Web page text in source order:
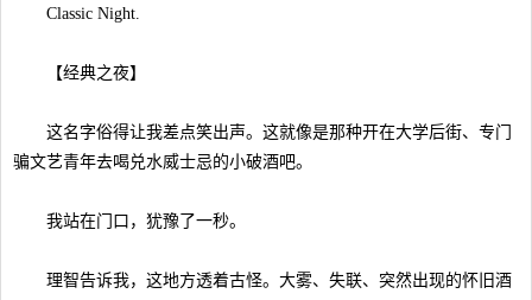
Classic Night.
【经典之夜】
这名字俗得让我差点笑出声。这就像是那种开在大学后街、专门
骗文艺青年去喝兑水威士忌的小破酒吧。
我站在门口，犹豫了一秒。
理智告诉我，这地方透着古怪。大雾、失联、突然出现的怀旧酒